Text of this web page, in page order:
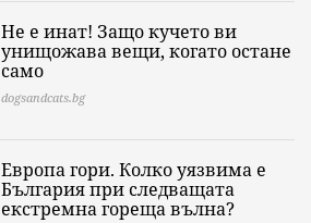
Не е инат! Защо кучето ви
унищожава вещи, когато остане
само
dogsandcats.bg
Европа гори. Колко уязвима е
България при следващата
екстремна гореща вълна?